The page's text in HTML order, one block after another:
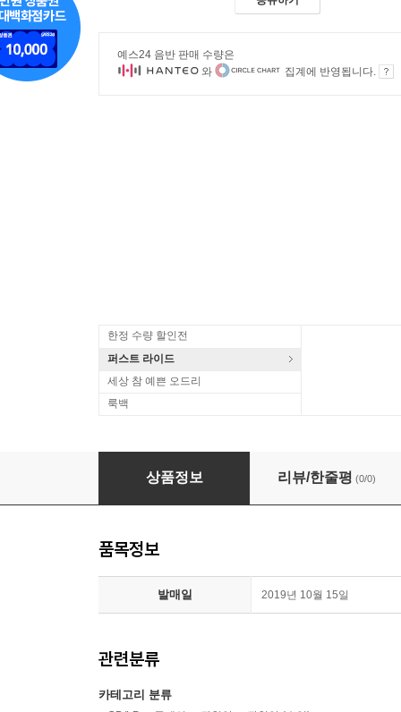
예스24 음반 판매 수량은
와
집계에 반영됩니다.
한정 수량 할인전
퍼스트 라이드
세상 참 예쁜 오드리
룩백
Charles Mackerras / Karel Ancerl 야나체크:
상품정보 리뷰/한줄평 (0/0)
품목정보
발매일 2019년 10월 15일
관련분류
카테고리 분류